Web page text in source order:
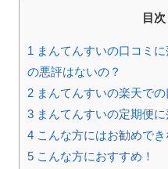
目次
1 まんてんすいの口コミ
の悪評はないの？
2 まんてんすいの楽天で
3 まんてんすいの定期便
4 こんな方にはお勧めでき
5 こんな方におすすめ！